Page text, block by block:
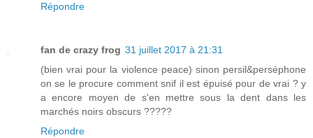
Répondre
fan de crazy frog 31 juillet 2017 à 21:31
(bien vrai pour la violence peace) sinon persil&perséphone
on se le procure comment snif il est épuisé pour de vrai ? y
a encore moyen de s'en mettre sous la dent dans les
marchés noirs obscurs ?????
Répondre